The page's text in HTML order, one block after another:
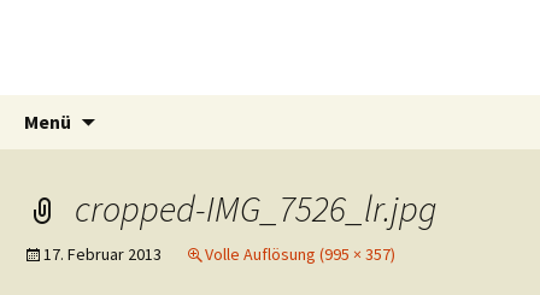
Menü
cropped-IMG_7526_lr.jpg
17. Februar 2013 Volle Auflösung (995 × 357)